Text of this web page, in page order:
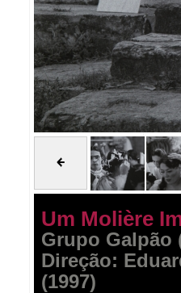
Um Molière
Grupo Galpão
Direção:
(1997)